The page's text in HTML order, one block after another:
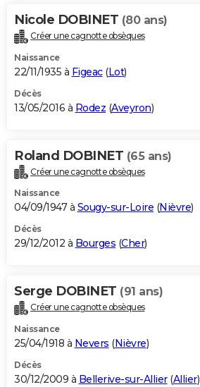
Nicole DOBINET (80 ans)
Créer une cagnotte obsèques
Naissance
22/11/1935 à Figeac(Lot)
Décès
13/05/2016 à Rodez (Aveyron)
Roland DOBINET (65 ans)
Créer une cagnotte obsèques
Naissance
04/09/1947 à Sougy-sur-Loire (Nièvre)
Décès
29/12/2012 à Bourges (Cher)
Serge DOBINET (91 ans)
Créer une cagnotte obsèques
Naissance
25/04/1918 à Nevers (Nièvre)
Décès
30/12/2009 à Bellerive-sur-Allier(Allier)